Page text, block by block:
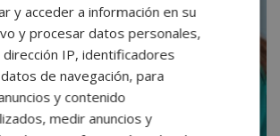
y acceder a información en su
y procesar datos personales,
dirección IP, identificadores
de navegación, para
y contenido
medir anuncios y